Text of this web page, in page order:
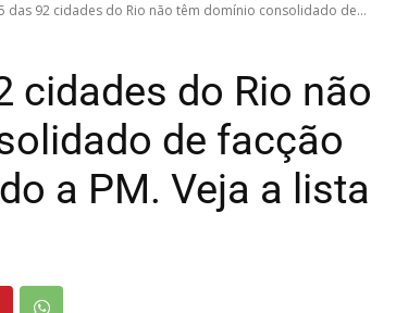
das 92 cidades do Rio não têm domínio consolidado de...
cidades do Rio não
de facção
a PM. Veja a lista